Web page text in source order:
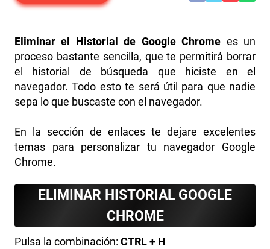
Eliminar el Historial de Google Chrome es un
proceso bastante sencilla, que te permitirá borrar
el historial de búsqueda que hiciste en el
navegador. Todo esto te será útil para que nadie
sepa lo que buscaste con el navegador.
En la sección de enlaces te dejare excelentes
temas para personalizar tu navegador Google
Chrome.
ELIMINAR HISTORIAL GOOGLE
CHROME
Pulsa la combinación: CTRL + H